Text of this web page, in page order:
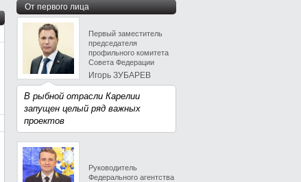
От первого лица
Первый заместитель
председателя
профильного комитета
Совета Федерации
Игорь ЗУБАРЕВ
В рыбной отрасли Карелии
запущен целый ряд важных
проектов
Руководитель
Федерального агентства